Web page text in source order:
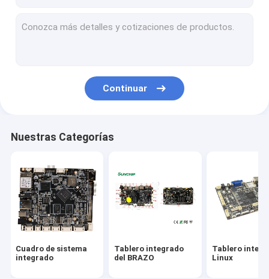
señalización digital interactivo
Tablero industrial del BRAZO
Tablero RK3288
Continuar
Nuestras Categorías
Cuadro de sistema
integrado
Tablero integrado
del BRAZO
Tablero
Linux